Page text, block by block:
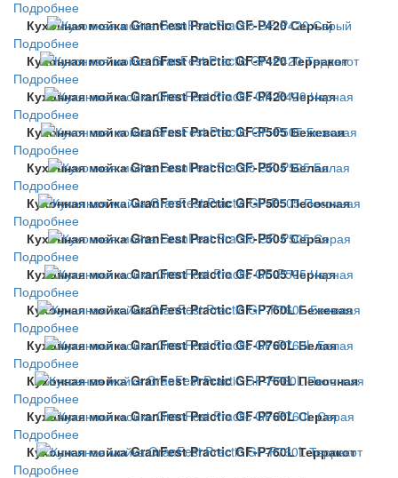
Подробнее
Кухонная мойка GranFest Practic GF-P420 Серый
Подробнее
Кухонная мойка GranFest Practic GF-P420 Терракот
Подробнее
Кухонная мойка GranFest Practic GF-P420 Черная
Подробнее
Кухонная мойка GranFest Practic GF-P505 Бежевая
Подробнее
Кухонная мойка GranFest Practic GF-P505 Белая
Подробнее
Кухонная мойка GranFest Practic GF-P505 Песочная
Подробнее
Кухонная мойка GranFest Practic GF-P505 Серая
Подробнее
Кухонная мойка GranFest Practic GF-P505 Черная
Подробнее
Кухонная мойка GranFest Practic GF-P760L Бежевая
Подробнее
Кухонная мойка GranFest Practic GF-P760L Белая
Подробнее
Кухонная мойка GranFest Practic GF-P760L Песочная
Подробнее
Кухонная мойка GranFest Practic GF-P760L Серая
Подробнее
Кухонная мойка GranFest Practic GF-P760L Терракот
Подробнее